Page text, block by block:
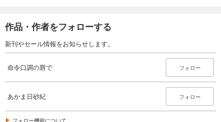
作品・作者をフォローする
新刊やセール情報をお知らせします。
命令口調の唇で フォロー
あかま日砂紀 フォロー
フォロー機能について